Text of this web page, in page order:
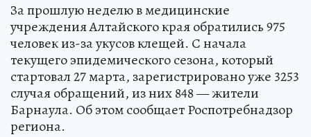
За прошлую неделю в медицинские
учреждения Алтайского края обратились 975
человек из-за укусов клещей. С начала
текущего эпидемического сезона, который
стартовал 27 марта, зарегистрировано уже 3253
случая обращений, из них 848 — жители
Барнаула. Об этом сообщает Роспотребнадзор
региона.